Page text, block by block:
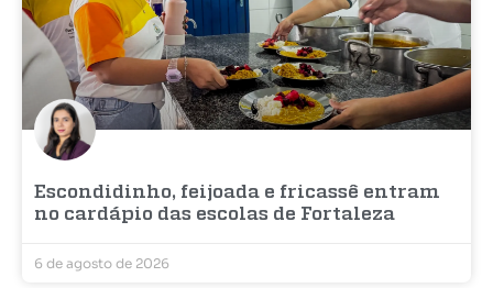
Escondidinho, feijoada e fricassê entram
no cardápio das escolas de Fortaleza
6 de agosto de 2026